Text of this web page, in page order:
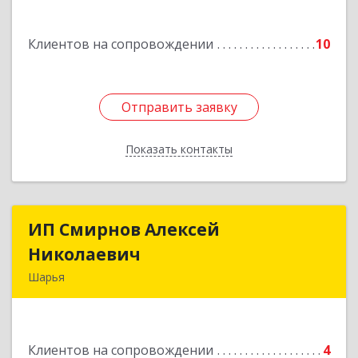
Клиентов на сопровождении 10
Отправить заявку
Показать контакты
Отправить заявку
Назад
ИП Смирнов Алексей
Николаевич
Шарья
Клиентов на сопровождении 4
ИП Смирнов Алексей